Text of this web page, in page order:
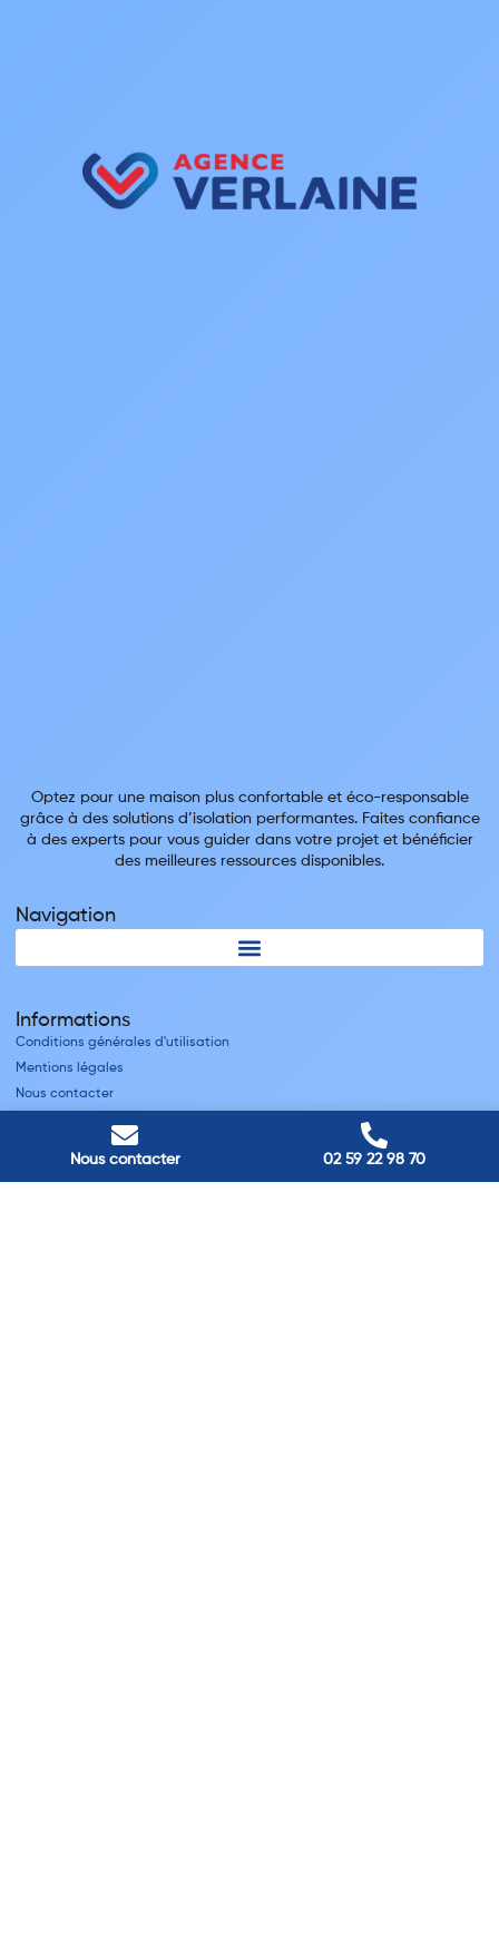
Nous contacter 02 59 22 98 70
Optez pour une maison plus confortable et éco-responsable
grâce à des solutions d’isolation performantes. Faites confiance
à des experts pour vous guider dans votre projet et bénéficier
des meilleures ressources disponibles.
Navigation
Informations
Conditions générales d'utilisation
Mentions légales
Nous contacter